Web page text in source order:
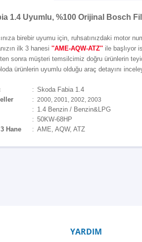
1.4 Uyumlu, %100 Orijinal Bosch
birebir uyumu için, ruhsatınızdaki motor
ilk 3 hanesi ''AME-AQW-ATZ'' ile başlıyor
sonra müşteri temsilcimiz doğru ürünlerin
ürünlerin uyumlu olduğu araç detayını
: Skoda Fabia 1.4
: 2000, 2001, 2002, 2003
: 1.4 Benzin / Benzin&LPG
: 50KW-68HP
Hane
: AME, AQW, ATZ
YARDIM